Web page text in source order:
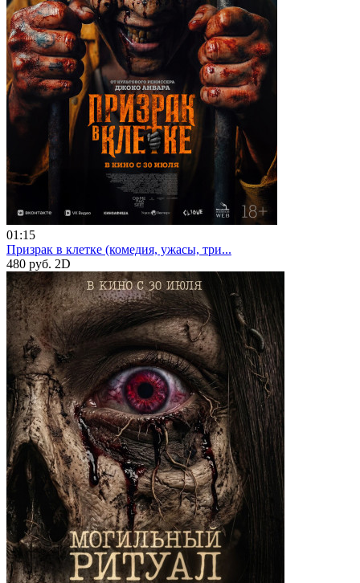
01:15
Призрак в клетке (комедия, ужасы, три...
480 руб. 2D